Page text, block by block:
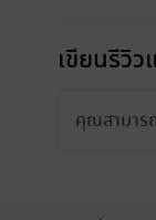
เขียนรีวิว
คุณสามาร